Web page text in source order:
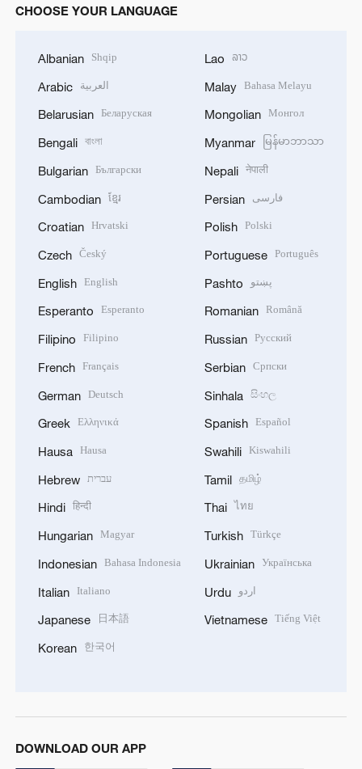
CHOOSE YOUR LANGUAGE
Albanian Shqip
Arabic العربية
Belarusian Беларуская
Bengali বাংলা
Bulgarian Български
Cambodian ខ្មែរ
Croatian Hrvatski
Czech Český
English English
Esperanto Esperanto
Filipino Filipino
French Français
German Deutsch
Greek Ελληνικά
Hausa Hausa
Hebrew עברית
Hindi हिन्दी
Hungarian Magyar
Indonesian Bahasa Indonesia
Italian Italiano
Japanese 日本語
Korean 한국어
Lao ລາວ
Malay Bahasa Melayu
Mongolian Монгол
Myanmar မြန်မာဘာသာ
Nepali नेपाली
Persian فارسی
Polish Polski
Portuguese Português
Pashto پښتو
Romanian Română
Russian Русский
Serbian Српски
Sinhala සිංහල
Spanish Español
Swahili Kiswahili
Tamil தமிழ்
Thai ไทย
Turkish Türkçe
Ukrainian Українська
Urdu اردو
Vietnamese Tiếng Việt
DOWNLOAD OUR APP